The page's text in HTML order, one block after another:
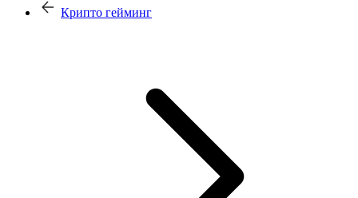
Крипто гейминг